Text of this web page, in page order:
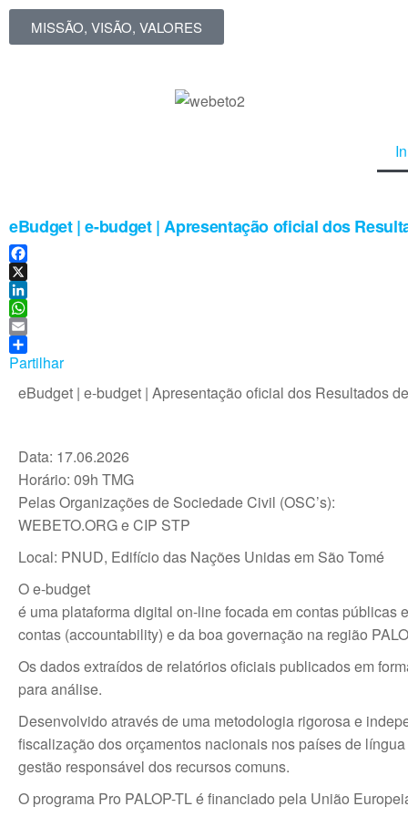
MISSÃO, VISÃO, VALORES
eBudget | e-budget | Apresentação oficial dos
F
a
c
e
b
o
X
L
i
n
k
W
h
a
E
m
Partilhar
eBudget | e-budget | Apresentação oficial dos Resultados
Data: 17.06.2026
Horário: 09h TMG
Pelas Organizações de Sociedade Civil (OSC’s):
WEBETO.ORG e CIP STP
Local: PNUD, Edifício das Nações Unidas em São Tomé
O e-budget
é uma plataforma digital on-line focada em contas
contas (accountability) e da boa governação na região
Os dados extraídos de relatórios oficiais publicados em
para análise.
Desenvolvido através de uma metodologia rigorosa e
fiscalização dos orçamentos nacionais nos países de
gestão responsável dos recursos comuns.
O programa Pro PALOP-TL é financiado pela União